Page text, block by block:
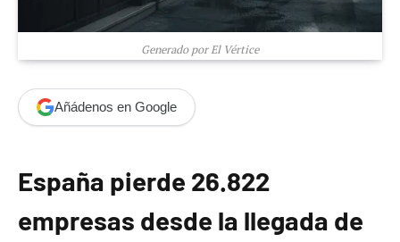
Generado por El Vértice
Añádenos en Google
España pierde 26.822
empresas desde la llegada de